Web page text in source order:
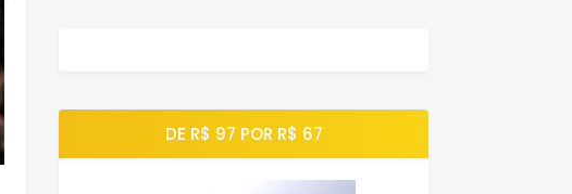
DE R$ 97 POR R$ 67